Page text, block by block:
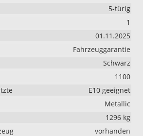
5-türig
1
01.11.2025
Fahrzeuggarantie
Schwarz
1100
E10 geeignet
Metallic
1296 kg
vorhanden